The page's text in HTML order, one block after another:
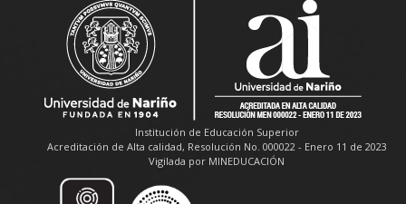
Institución de Educación Superior
Acreditación de Alta calidad, Resolución No. 000022 - Enero 11 de 2023
Vigilada por MINEDUCACIÓN